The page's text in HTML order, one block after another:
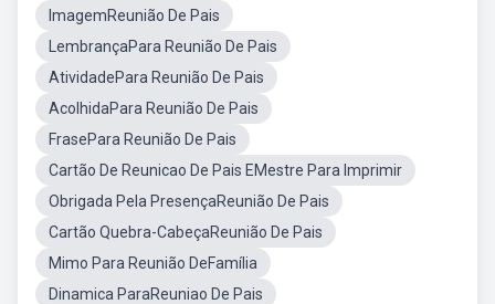
ImagemReunião De Pais
LembrançaPara Reunião De Pais
AtividadePara Reunião De Pais
AcolhidaPara Reunião De Pais
FrasePara Reunião De Pais
Cartão De Reunicao De Pais EMestre Para Imprimir
Obrigada Pela PresençaReunião De Pais
Cartão Quebra-CabeçaReunião De Pais
Mimo Para Reunião DeFamília
Dinamica ParaReuniao De Pais